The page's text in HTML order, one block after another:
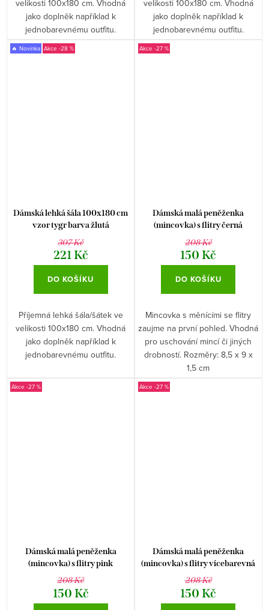
velikosti 100x180 cm. Vhodná
jako doplněk například k
jednobarevnému outfitu.
velikosti 100x180 cm. Vhodná
jako doplněk například k
jednobarevnému outfitu.
🔥 Novinka -28 %
Dámská lehká šála 100x180 cm
vzor tygr barva žlutá
307 Kč
221 Kč
DO KOŠÍKU
Příjemná lehká šála/šátek ve
velikosti 100x180 cm. Vhodná
jako doplněk například k
jednobarevnému outfitu.
-27 %
Dámská malá peněženka
(mincovka) s flitry černá
208 Kč
150 Kč
DO KOŠÍKU
Mincovka s měnícími se flitry
zaujme na první pohled. Vhodná
pro uschování mincí či jiných
drobností. Rozměry: 8,5 x 9 x
1,5 cm
-27 %
Dámská malá peněženka
(mincovka) s flitry pink
208 Kč
150 Kč
-27 %
Dámská malá peněženka
(mincovka) s flitry vícebarevná
208 Kč
150 Kč